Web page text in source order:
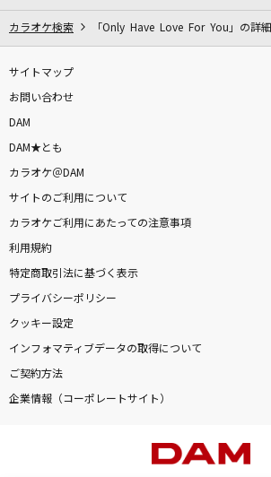
カラオケ検索 「Only Have Love For You」の詳細
サイトマップ
お問い合わせ
DAM
DAM★とも
カラオケ＠DAM
サイトのご利用について
カラオケご利用にあたっての注意事項
利用規約
特定商取引法に基づく表示
プライバシーポリシー
クッキー設定
インフォマティブデータの取得について
ご契約方法
企業情報（コーポレートサイト）